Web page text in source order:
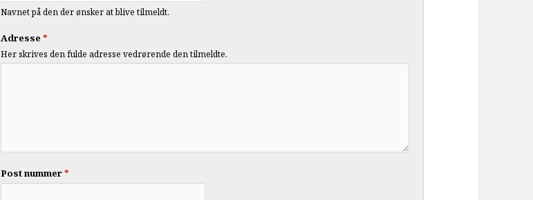
Navnet på den der ønsker at blive tilmeldt.
Adresse*
Her skrives den fulde adresse vedrørende den tilmeldte.
Post nummer*